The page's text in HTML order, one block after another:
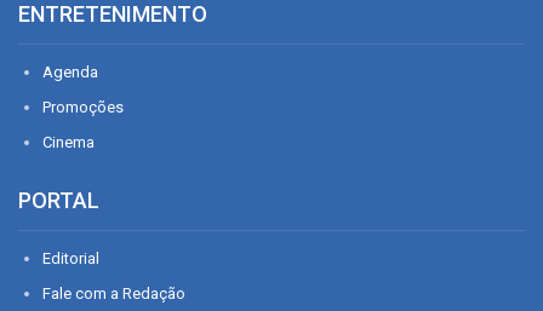
ENTRETENIMENTO
Agenda
Promoções
Cinema
PORTAL
Editorial
Fale com a Redação